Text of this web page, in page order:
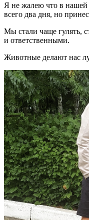
Я не жалею что в нашей
всего два дня, но
Мы стали чаще гулять,
и ответственными.
Животные делают нас